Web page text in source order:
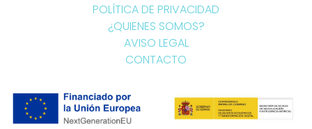
POLÍTICA DE PRIVACIDAD
¿QUIENES SOMOS?
AVISO LEGAL
CONTACTO